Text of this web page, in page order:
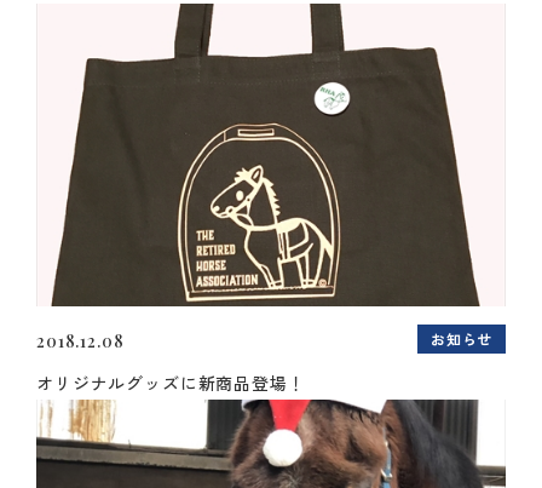
2018.12.08 お知らせ
オリジナルグッズに新商品登場！